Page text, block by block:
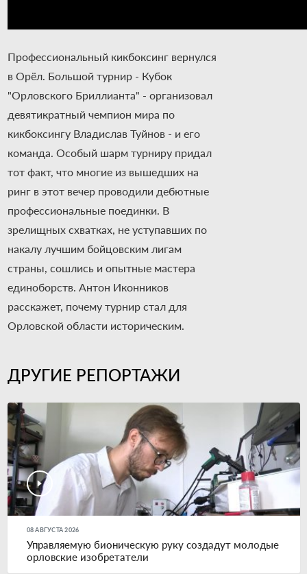
Профессиональный кикбоксинг вернулся
в Орёл. Большой турнир - Кубок
"Орловского Бриллианта" - организовал
девятикратный чемпион мира по
кикбоксингу Владислав Туйнов - и его
команда. Особый шарм турниру придал
тот факт, что многие из вышедших на
ринг в этот вечер проводили дебютные
профессиональные поединки. В
зрелищных схватках, не уступавших по
накалу лучшим бойцовским лигам
страны, сошлись и опытные мастера
единоборств. Антон Иконников
расскажет, почему турнир стал для
Орловской области историческим.
ДРУГИЕ РЕПОРТАЖИ
08 АВГУСТА 2026
Управляемую бионическую руку создадут молодые
орловские изобретатели